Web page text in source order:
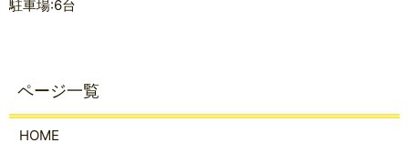
駐車場:6台
HOME